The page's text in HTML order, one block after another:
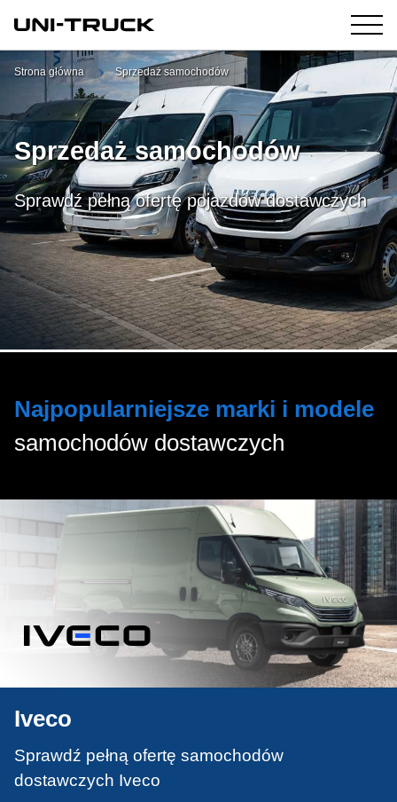
Strona główna Sprzedaż samochodów
Sprzedaż samochodów
Sprawdź pełną ofertę pojazdów dostawczych
Najpopularniejsze marki i modele
samochodów dostawczych
Iveco
Sprawdź pełną ofertę samochodów
dostawczych Iveco